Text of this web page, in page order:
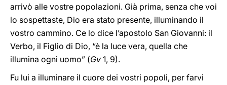
arrivò alle vostre popolazioni. Già prima, senza che voi
lo sospettaste, Dio era stato presente, illuminando il
vostro cammino. Ce lo dice l’apostolo San Giovanni: il
Verbo, il Figlio di Dio, “è la luce vera, quella che
illumina ogni uomo” (Gv 1, 9).
Fu lui a illuminare il cuore dei vostri popoli, per farvi